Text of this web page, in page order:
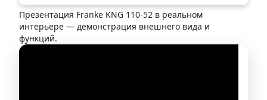
Презентация Franke KNG 110-52 в реальном
интерьере — демонстрация внешнего вида и
функций.